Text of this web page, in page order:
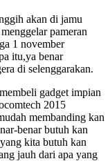
akan di jamu
pameran
1 november
itu,ya benar
di selenggarakan.
gadget impian
2015
membanding kan
benar butuh kan
kita butuh kan
jauh dari apa yang